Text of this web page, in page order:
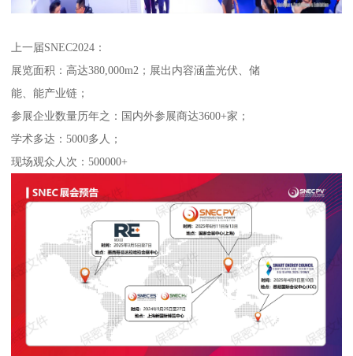
上一届SNEC2024：
展览面积：高达380,000m2；展出内容涵盖光伏、储
能、能产业链；
参展企业数量历年之：国内外参展商达3600+家；
学术多达：5000多人；
现场观众人次：500000+